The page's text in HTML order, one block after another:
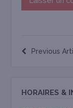
Previous
HORAIRES &